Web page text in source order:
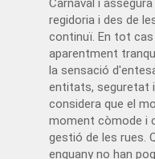
Carnaval i
regidoria i des de
continuï. En tot cas
aparentment
la sensació
entitats, seguretat
considera que el
moment còmode i
gestió de les rues.
enguany no han